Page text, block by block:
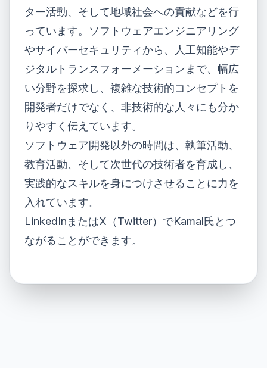
ター活動、そして地域社会への貢献などを行
っています。ソフトウェアエンジニアリング
やサイバーセキュリティから、人工知能やデ
ジタルトランスフォーメーションまで、幅広
い分野を探求し、複雑な技術的コンセプトを
開発者だけでなく、非技術的な人々にも分か
りやすく伝えています。
ソフトウェア開発以外の時間は、執筆活動、
教育活動、そして次世代の技術者を育成し、
実践的なスキルを身につけさせることに力を
入れています。
LinkedIn またはX（Twitter） でKamal氏とつ
ながることができます。